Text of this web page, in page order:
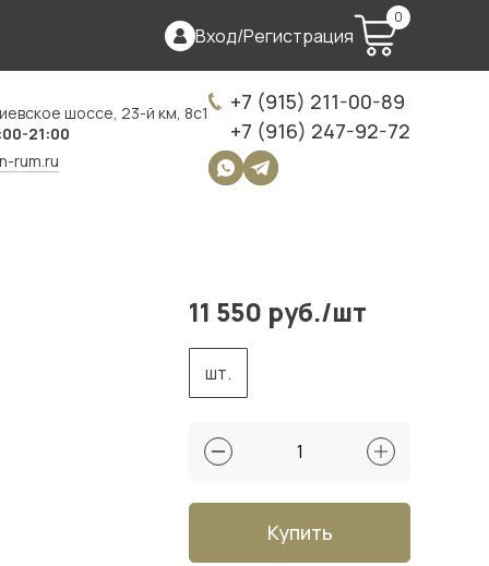
Вход/Регистрация
0
шоссе, 23-й км, 8с1
21:00
rum.ru
+7 (915) 211-00-89
+7 (916) 247-92-72
11 550 руб./шт
шт.
Купить